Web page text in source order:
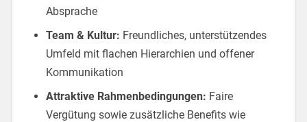
Absprache
Team & Kultur: Freundliches, unterstützendes
Umfeld mit flachen Hierarchien und offener
Kommunikation
Attraktive Rahmenbedingungen: Faire
Vergütung sowie zusätzliche Benefits wie